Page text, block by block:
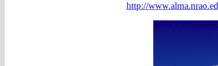
http://